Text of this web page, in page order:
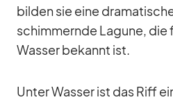
bil­den sie eine
schim­mernde La­gune, die
Was­ser be­kannt ist.
Un­ter Was­ser ist das Riff